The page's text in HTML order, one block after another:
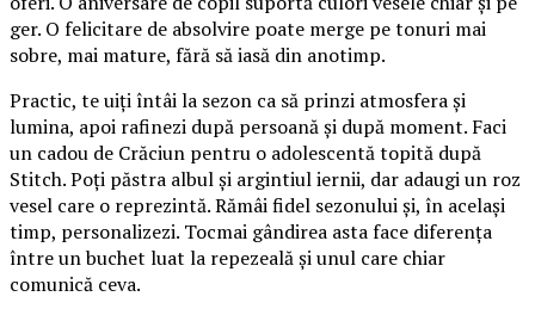
ger. O felicitare de absolvire poate merge pe tonuri mai
sobre, mai mature, fără să iasă din anotimp.
Practic, te uiți întâi la sezon ca să prinzi atmosfera și
lumina, apoi rafinezi după persoană și după moment. Faci
un cadou de Crăciun pentru o adolescentă topită după
Stitch. Poți păstra albul și argintiul iernii, dar adaugi un roz
vesel care o reprezintă. Rămâi fidel sezonului și, în același
timp, personalizezi. Tocmai gândirea asta face diferența
între un buchet luat la repezeală și unul care chiar
comunică ceva.